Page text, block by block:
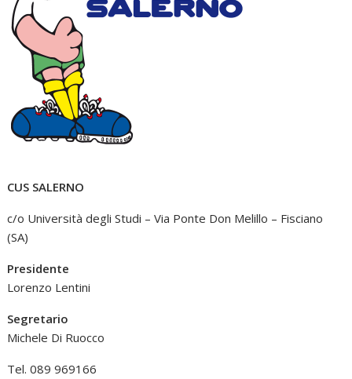
CUS SALERNO
c/o Università degli Studi – Via Ponte Don Melillo – Fisciano
(SA)
Presidente
Lorenzo Lentini
Segretario
Michele Di Ruocco
Tel. 089 969166